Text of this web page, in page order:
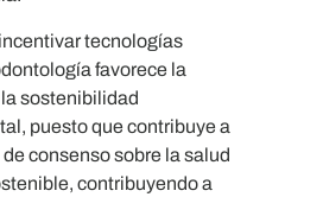
tecnologías
favorece la
sostenibilidad
puesto que contribuye a
consenso sobre la salud
contribuyendo a